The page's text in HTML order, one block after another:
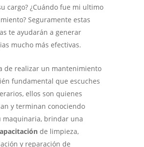
cargo? ¿Cuándo fue mi ultimo
Seguramente estas
te ayudarán a generar
mucho más efectivas.
de realizar un mantenimiento
fundamental que escuches
ellos son quienes
y terminan conociendo
maquinaria, brindar una
de limpieza,
y reparación de